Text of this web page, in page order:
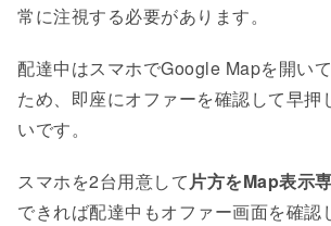
常に注視する必要があります。
配達中はスマホでGoogle Mapを開い
ため、即座にオファーを確認して早押
いです。
スマホを2台用意して片方をMap表示
できれば配達中もオファー画面を確認